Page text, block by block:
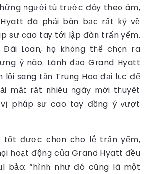
người tù trước đây theo ám,
đã phải bàn bạc rất kỹ về
sư cao tay tới lập đàn trấn yểm.
Loan, họ không thể chọn ra
ý nào. Lãnh đạo Grand Hyatt
lội sang tận Trung Hoa đại lục để
mất rất nhiều ngày mới thuyết
pháp sư cao tay đồng ý vượt
tốt được chọn cho lễ trấn yểm,
hoạt động của Grand Hyatt đều
bảo: “hình như đó cũng là một